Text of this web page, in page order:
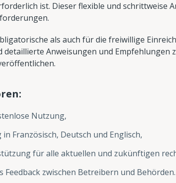
ist. Dieser flexible und schrittweise
als auch für die freiwillige
Anweisungen und
Nutzung,
Französisch, Deutsch und Englisch,
für alle aktuellen und zukünftigen
zwischen Betreibern und Behörden.